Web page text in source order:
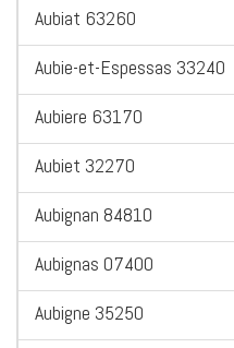
Aubiat 63260
Aubie-et-Espessas 33240
Aubiere 63170
Aubiet 32270
Aubignan 84810
Aubignas 07400
Aubigne 35250